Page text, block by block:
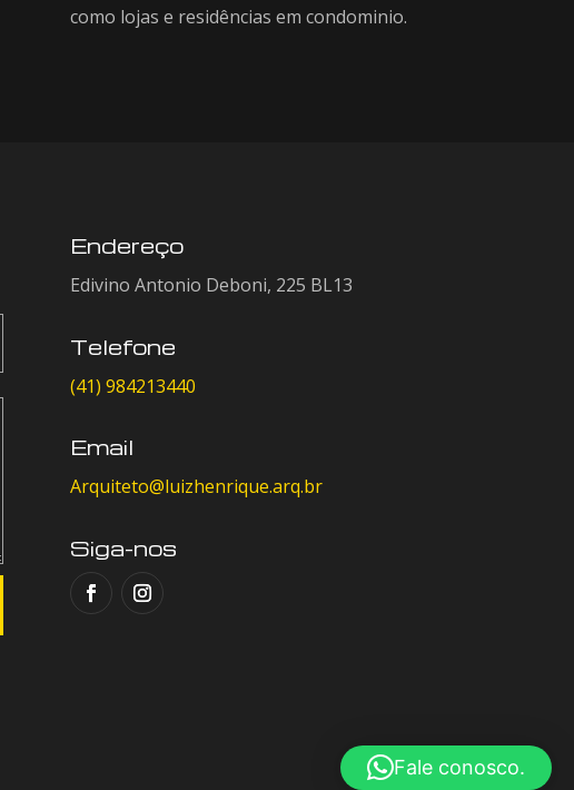
como lojas e residências em condominio.
Endereço
Edivino Antonio Deboni, 225 BL13
Telefone
(41) 984213440
Email
Arquiteto@luizhenrique.arq.br
Siga-nos
Fale conosco.